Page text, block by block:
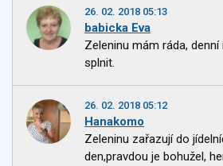
26. 02. 2018 05:13
babicka Eva
Zeleninu mám ráda,
splnit.
26. 02. 2018 05:12
Hanakomo
Zeleninu zařazují do
den,pravdou je bohužel,